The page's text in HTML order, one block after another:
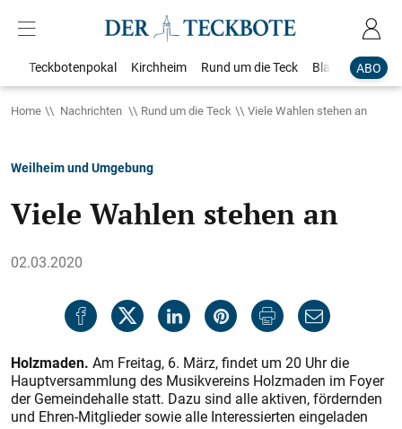
ABO
Teckbotenpokal Kirchheim Rund um die Teck Blaulicht
Home Nachrichten Rund um die Teck Viele Wahlen stehen an
Weilheim und Umgebung
Viele Wahlen stehen an
02.03.2020
Holzmaden. Am Freitag, 6. März, findet um 20 Uhr die
Hauptversammlung des Musikvereins Holzmaden im Foyer
der Gemeindehalle statt. Dazu sind alle aktiven, fördernden
und Ehren-Mitglieder sowie alle Interessierten eingeladen